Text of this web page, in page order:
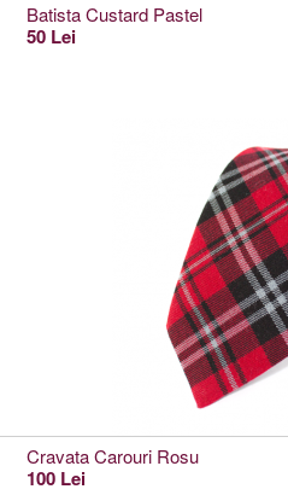
Batista Custard Pastel
50 Lei
Cravata Carouri Rosu
100 Lei